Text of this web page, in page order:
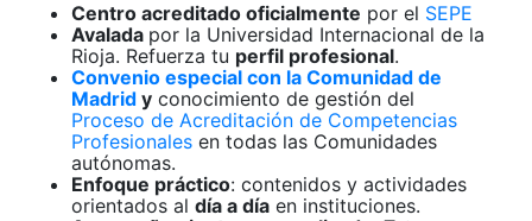
Centro acreditado oficialmente por el SEPE
Avalada por la Universidad Internacional de la
Rioja. Refuerza tu perfil profesional.
Convenio especial con la Comunidad de
Madrid y conocimiento de gestión del
Proceso de Acreditación de Competencias
Profesionales en todas las Comunidades
autónomas.
Enfoque práctico: contenidos y actividades
orientados al día a día en instituciones.